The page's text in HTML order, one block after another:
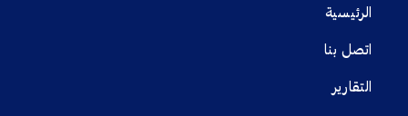
الرئيسية
اتصل بنا
التقارير